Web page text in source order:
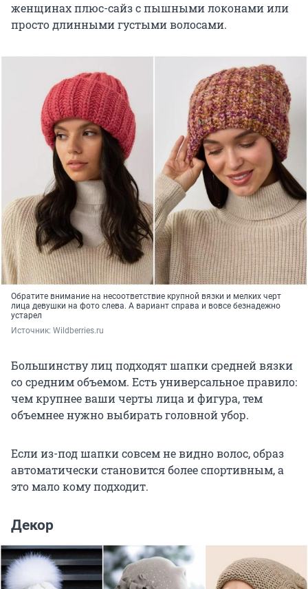
женщинах плюс-сайз с пышными локонами или
просто длинными густыми волосами.
Обратите внимание на несоответствие крупной вязки и мелких черт
лица девушки на фото слева. А вариант справа и вовсе безнадежно
устарел
Источник: Wildberries.ru
Большинству лиц подходят шапки средней вязки
со средним объемом. Есть универсальное правило:
чем крупнее ваши черты лица и фигура, тем
объемнее нужно выбирать головной убор.
Если из-под шапки совсем не видно волос, образ
автоматически становится более спортивным, а
это мало кому подходит.
Декор